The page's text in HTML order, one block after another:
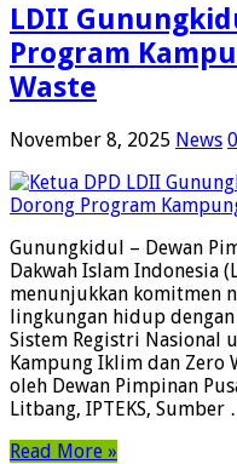
LDII
Program
Waste
November 8, 2025 News 0
Gunungkidul – Dewan
Dakwah Islam Indonesia
menunjukkan komitmen
lingkungan hidup
Sistem Registri Nasional
Kampung Iklim dan Zero
oleh Dewan Pimpinan
Litbang, IPTEKS, Sumber
Read More »